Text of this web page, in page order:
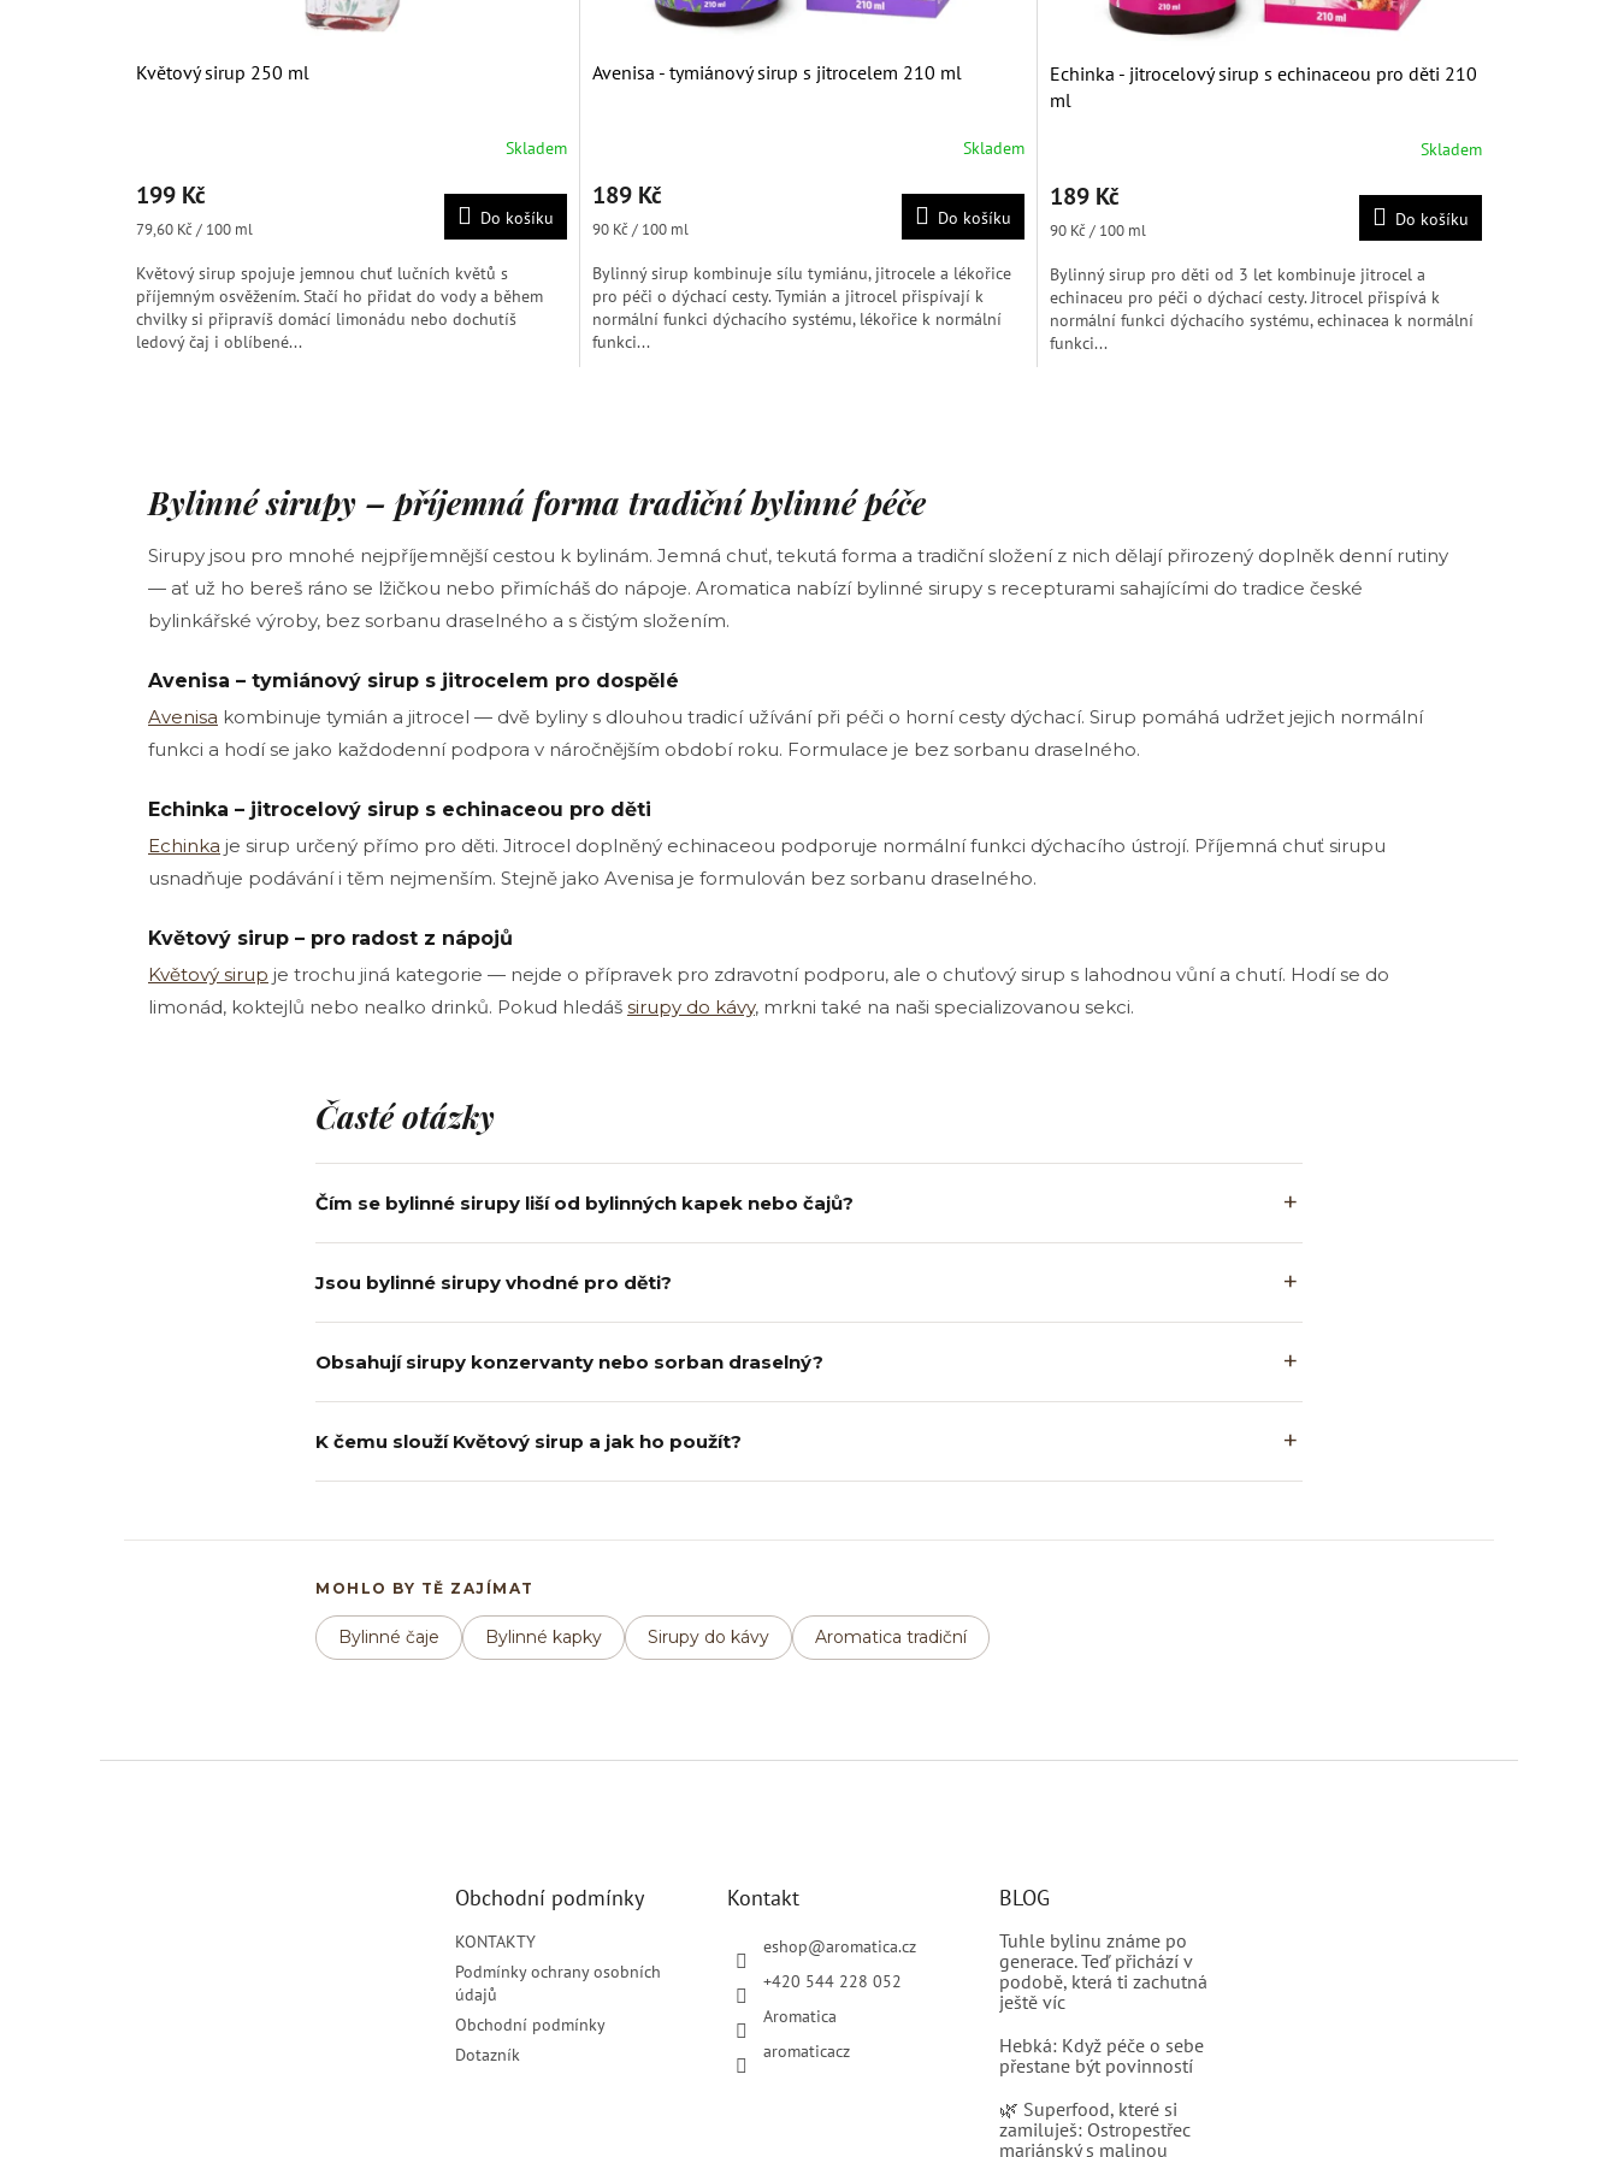
Květový sirup 250 ml
produktu
je
5,0
z
hvězdiček.
Skladem
199 Kč
Měrná
79,60 Kč / 100 ml
Do košíku
Květový sirup spojuje jemnou chuť lučních květů s
příjemným osvěžením. Stačí ho přidat do vody a během
chvilky si připravíš domácí limonádu nebo dochutíš
ledový čaj i oblíbené...
Avenisa - tymiánový sirup s jitrocelem 210 ml
produktu
je
5,0
z
hvězdiček.
Skladem
189 Kč
Měrná
90 Kč / 100 ml
Do košíku
Bylinný sirup kombinuje sílu tymiánu, jitrocele a lékořice
pro péči o dýchací cesty. Tymián a jitrocel přispívají k
normální funkci dýchacího systému, lékořice k normální
funkci...
Echinka - jitrocelový sirup s echinaceou pro děti 210
ml
produktu
je
5,0
z
hvězdiček.
Skladem
189 Kč
Měrná
90 Kč / 100 ml
Do košíku
Bylinný sirup pro děti od 3 let kombinuje jitrocel a
echinaceu pro péči o dýchací cesty. Jitrocel přispívá k
normální funkci dýchacího systému, echinacea k normální
funkci...
d
a
í
p
ý
p
Bylinné sirupy – příjemná forma tradiční bylinné péče
Sirupy jsou pro mnohé nejpříjemnější cestou k bylinám. Jemná chuť, tekutá forma a tradiční složení z nich dělají přirozený doplněk denní rutiny
— ať už ho bereš ráno se lžičkou nebo přimícháš do nápoje. Aromatica nabízí bylinné sirupy s recepturami sahajícími do tradice české
bylinkářské výroby, bez sorbanu draselného a s čistým složením.
Avenisa – tymiánový sirup s jitrocelem pro dospělé
Avenisa kombinuje tymián a jitrocel — dvě byliny s dlouhou tradicí užívání při péči o horní cesty dýchací. Sirup pomáhá udržet jejich normální
funkci a hodí se jako každodenní podpora v náročnějším období roku. Formulace je bez sorbanu draselného.
Echinka – jitrocelový sirup s echinaceou pro děti
Echinka je sirup určený přímo pro děti. Jitrocel doplněný echinaceou podporuje normální funkci dýchacího ústrojí. Příjemná chuť sirupu
usnadňuje podávání i těm nejmenším. Stejně jako Avenisa je formulován bez sorbanu draselného.
Květový sirup – pro radost z nápojů
Květový sirup je trochu jiná kategorie — nejde o přípravek pro zdravotní podporu, ale o chuťový sirup s lahodnou vůní a chutí. Hodí se do
limonád, koktejlů nebo nealko drinků. Pokud hledáš sirupy do kávy, mrkni také na naši specializovanou sekci.
Časté otázky
Čím se bylinné sirupy liší od bylinných kapek nebo čajů?
Jsou bylinné sirupy vhodné pro děti?
Obsahují sirupy konzervanty nebo sorban draselný?
K čemu slouží Květový sirup a jak ho použít?
MOHLO BY TĚ ZAJÍMAT
Bylinné čaje Bylinné kapky Sirupy do kávy Aromatica tradiční
Obchodní podmínky
KONTAKTY
Podmínky ochrany osobních
údajů
Obchodní podmínky
Dotazník
Kontakt
eshop@aromatica.cz
+420 544 228 052
Aromatica
aromaticacz
BLOG
Tuhle bylinu známe po
generace. Teď přichází v
podobě, která ti zachutná
ještě víc
Hebká: Když péče o sebe
přestane být povinností
🌿 Superfood, které si
zamiluješ: Ostropestřec
mariánský s malinou